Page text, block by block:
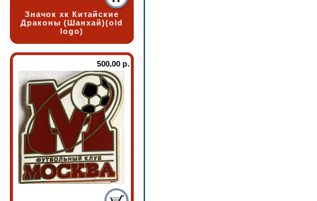
Значок хк Китайские
Драконы (Шанхай)(old
logo)
500.00 р.